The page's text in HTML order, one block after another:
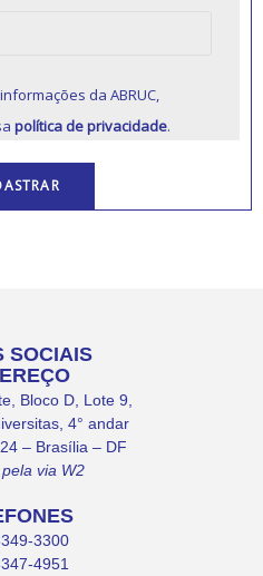
da ABRUC,
política de privacidade.
SOCIAIS
Bloco D, Lote 9,
4° andar
– Brasília – DF
via W2
3300
4951